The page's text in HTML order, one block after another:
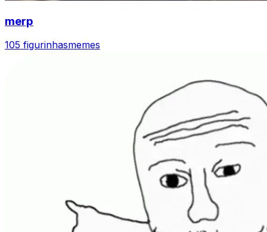
merp
105 figurinhasmemes